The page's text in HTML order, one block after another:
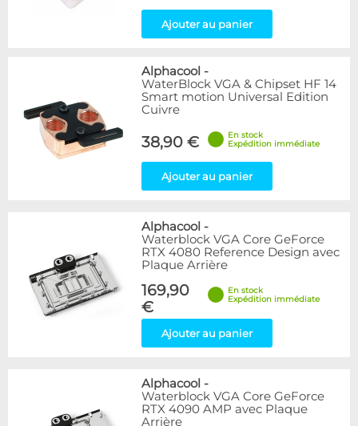
Ajouter au panier
Alphacool -
WaterBlock VGA & Chipset HF 14
Smart motion Universal Edition
Cuivre
38,90 €
En stock
Expédition immédiate
Ajouter au panier
Alphacool -
Waterblock VGA Core GeForce
RTX 4080 Reference Design avec
Plaque Arrière
169,90
€
En stock
Expédition immédiate
Ajouter au panier
Alphacool -
Waterblock VGA Core GeForce
RTX 4090 AMP avec Plaque
Arrière